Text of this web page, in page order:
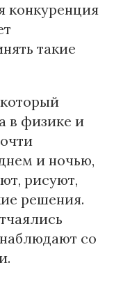
конкуренция
такие
в физике и
и ночью,
рисуют,
решения.
со